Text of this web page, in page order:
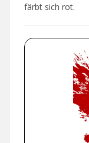
färbt sich rot.